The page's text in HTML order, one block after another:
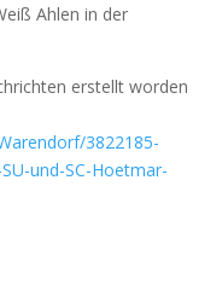
Ahlen in der
erstellt worden
3822185-
und-SC-Hoetmar-